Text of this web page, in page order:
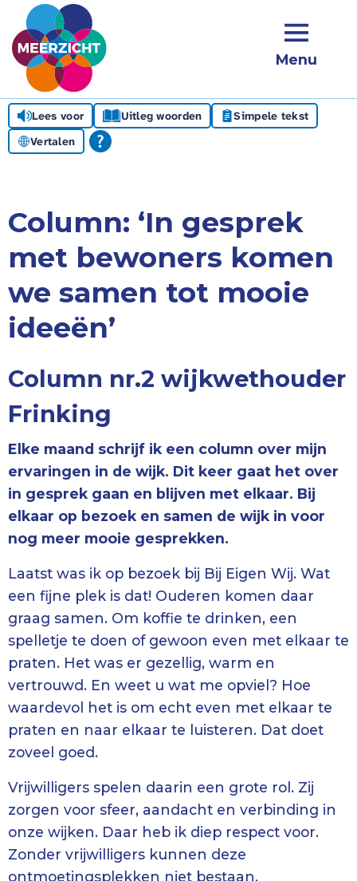
Menu
Lees voor Uitleg woorden
Simpele tekst
Vertalen
Column: ‘In gesprek
met bewoners komen
we samen tot mooie
ideeën’
Column nr.2 wijkwethouder
Frinking
Elke maand schrijf ik een column over mijn
ervaringen in de wijk. Dit keer gaat het over
in gesprek gaan en blijven met elkaar. Bij
elkaar op bezoek en samen de wijk in voor
nog meer mooie gesprekken.
Laatst was ik op bezoek bij Bij Eigen Wij. Wat
een fijne plek is dat! Ouderen komen daar
graag samen. Om koffie te drinken, een
spelletje te doen of gewoon even met elkaar te
praten. Het was er gezellig, warm en
vertrouwd. En weet u wat me opviel? Hoe
waardevol het is om echt even met elkaar te
praten en naar elkaar te luisteren. Dat doet
zoveel goed.
Vrijwilligers spelen daarin een grote rol. Zij
zorgen voor sfeer, aandacht en verbinding in
onze wijken. Daar heb ik diep respect voor.
Zonder vrijwilligers kunnen deze
ontmoetingsplekken niet bestaan.